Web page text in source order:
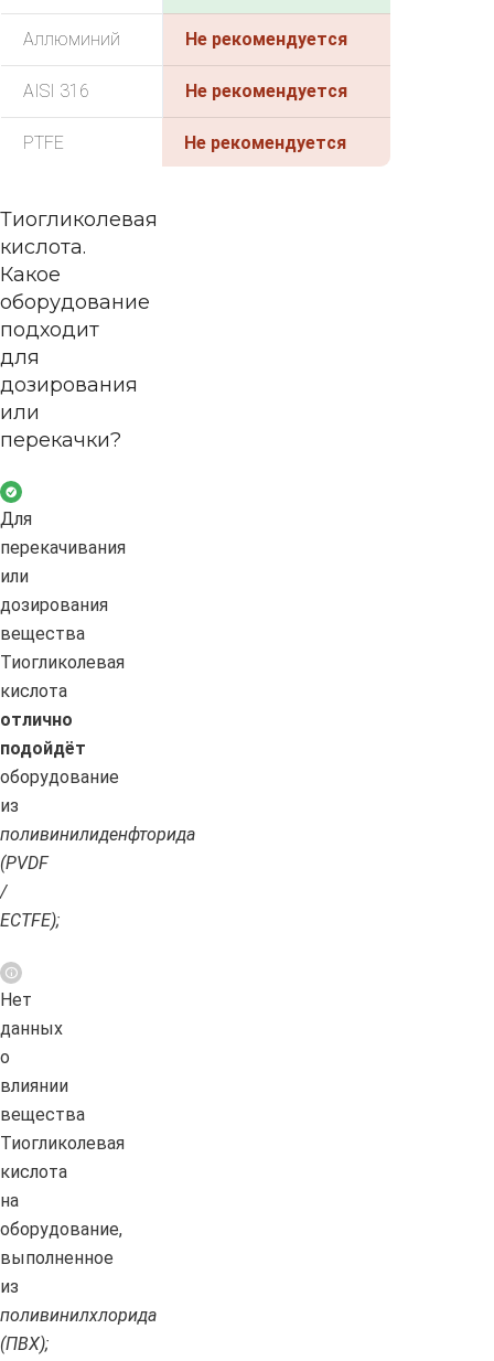
Аллюминий Не рекомендуется
AISI 316 Не рекомендуется
PTFE Не рекомендуется
Тиогликолевая
кислота.
Какое
оборудование
подходит
для
дозирования
или
перекачки?
Для
перекачивания
или
дозирования
вещества
Тиогликолевая
кислота
отлично
подойдёт
оборудование
из
поливинилиденфторида
(PVDF
/
ECTFE);
Нет
данных
о
влиянии
вещества
Тиогликолевая
кислота
на
оборудование,
выполненное
из
поливинилхлорида
(ПВХ);